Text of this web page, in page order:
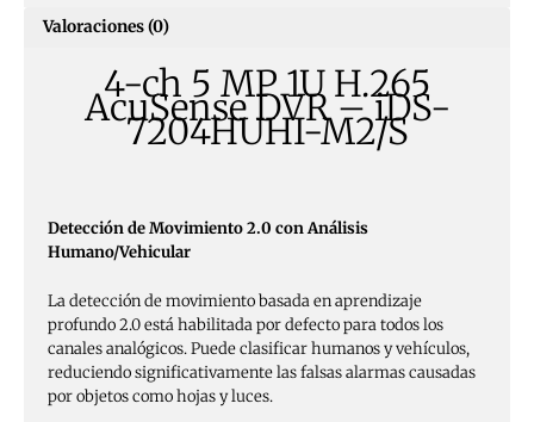
Valoraciones (0)
4-ch 5 MP 1U H.265
AcuSense DVR – iDS-
7204HUHI-M2/S
Detección de Movimiento 2.0 con Análisis
Humano/Vehicular
La detección de movimiento basada en aprendizaje
profundo 2.0 está habilitada por defecto para todos los
canales analógicos. Puede clasificar humanos y vehículos,
reduciendo significativamente las falsas alarmas causadas
por objetos como hojas y luces.